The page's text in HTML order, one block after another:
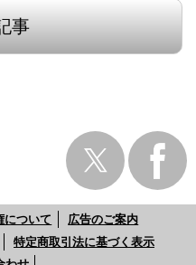
事
について
広告のご案内
特定商取引法に基づく表示